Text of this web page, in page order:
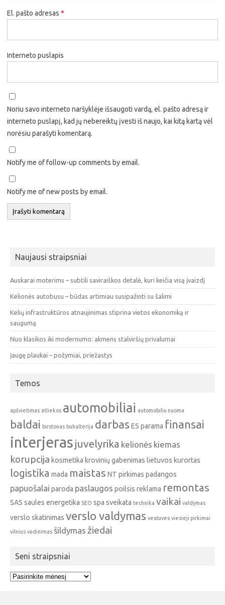
El. pašto adresas *
Interneto puslapis
Noriu savo interneto naršyklėje išsaugoti vardą, el. pašto adresą ir
interneto puslapį, kad jų nebereiktų įvesti iš naujo, kai kitą kartą vėl
norėsiu parašyti komentarą.
Notify me of follow-up comments by email.
Notify me of new posts by email.
Naujausi straipsniai
Auskarai moterims – subtili saviraiškos detalė, kuri keičia visą įvaizdį
Kelionės autobusu – būdas artimiau susipažinti su šalimi
Kelių infrastruktūros atnaujinimas stiprina vietos ekonomiką ir
saugumą
Nuo klasikos iki modernumo: akmens stalviršių privalumai
Įaugę plaukai – požymiai, priežastys
Temos
apšvietimas atliekos automobiliai automobiliu nuoma
baldai birstonas buhalterija darbas ES parama finansai
interjeras juvelyrika kelionės kiemas
korupcija kosmetika krovinių gabenimas lietuvos kurortas
logistika mada maistas NT pirkimas padangos
papuošalai paroda paslaugos poilsis reklama remontas
SAS saules energetika SEO spa sveikata technika vaikai valdymas
verslo skatinimas verslo valdymas vestuves viesieji pirkimai
vilnius vėdinimas šildymas žiedai
Seni straipsniai
Seni